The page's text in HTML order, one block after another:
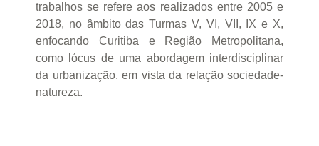
trabalhos se refere aos realizados entre 2005 e
2018, no âmbito das Turmas V, VI, VII, IX e X,
enfocando Curitiba e Região Metropolitana,
como lócus de uma abordagem interdisciplinar
da urbanização, em vista da relação sociedade-
natureza.